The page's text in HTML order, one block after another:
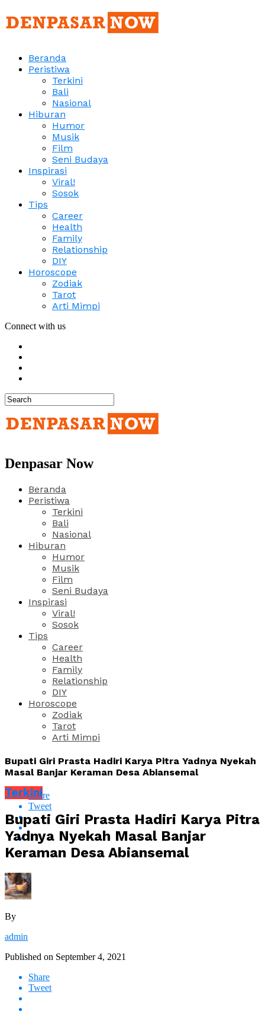
Beranda
Peristiwa
Terkini
Bali
Nasional
Hiburan
Humor
Musik
Film
Seni Budaya
Inspirasi
Viral!
Sosok
Tips
Career
Health
Family
Relationship
DIY
Horoscope
Zodiak
Tarot
Arti Mimpi
Connect with us
Denpasar Now
Beranda
Peristiwa
Terkini
Bali
Nasional
Hiburan
Humor
Musik
Film
Seni Budaya
Inspirasi
Viral!
Sosok
Tips
Career
Health
Family
Relationship
DIY
Horoscope
Zodiak
Tarot
Arti Mimpi
Bupati Giri Prasta Hadiri Karya Pitra Yadnya Nyekah
Masal Banjar Keraman Desa Abiansemal
Share
Tweet
Terkini
Bupati Giri Prasta Hadiri Karya Pitra
Yadnya Nyekah Masal Banjar
Keraman Desa Abiansemal
By
admin
Published on September 4, 2021
Share
Tweet